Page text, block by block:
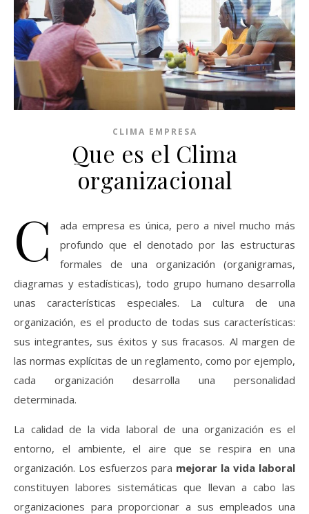
CLIMA EMPRESA
Que es el Clima
organizacional
C
ada empresa es única, pero a nivel mucho más
profundo que el denotado por las estructuras
formales de una organización (organigramas,
diagramas y estadísticas), todo grupo humano desarrolla
unas características especiales. La cultura de una
organización, es el producto de todas sus características:
sus integrantes, sus éxitos y sus fracasos. Al margen de
las normas explícitas de un reglamento, como por ejemplo,
cada organización desarrolla una personalidad
determinada.
La calidad de la vida laboral de una organización es el
entorno, el ambiente, el aire que se respira en una
organización. Los esfuerzos para mejorar la vida laboral
constituyen labores sistemáticas que llevan a cabo las
organizaciones para proporcionar a sus empleados una